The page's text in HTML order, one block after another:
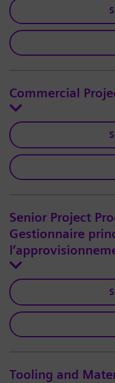
Commercial
Senior Project
Gestionnaire
Tooling and